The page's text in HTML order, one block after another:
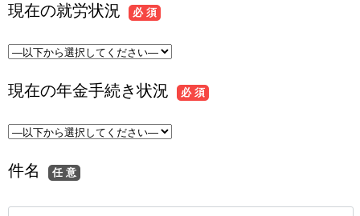
現在の就労状況 必 須
現在の年金手続き状況 必 須
件名 任 意